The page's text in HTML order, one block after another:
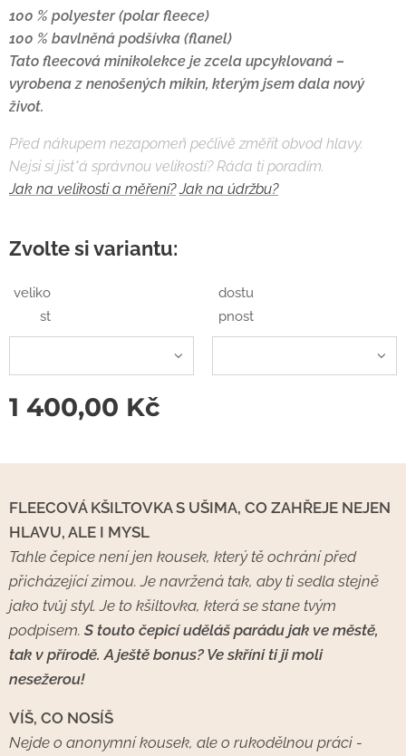
100 % polyester (polar fleece)
100 % bavlněná podšívka (flanel)
Tato fleecová minikolekce je zcela upcyklovaná –
vyrobena z nenošených mikin, kterým jsem dala nový
život.
Před nákupem nezapomeň pečlivě změřit obvod hlavy.
Nejsi si jist*á správnou velikostí? Ráda ti poradím.
Jak na velikosti a měření? Jak na údržbu?
Zvolte si variantu:
veliko
st
dostu
pnost
1 400,00 Kč
FLEECOVÁ KŠILTOVKA S UŠIMA, CO ZAHŘEJE NEJEN
HLAVU, ALE I MYSL
Tahle čepice není jen kousek, který tě ochrání před
přicházející zimou. Je navržená tak, aby ti sedla stejně
jako tvůj styl. Je to kšiltovka, která se stane tvým
podpisem. S touto čepicí uděláš parádu jak ve městě,
tak v přírodě. A ještě bonus? Ve skříni ti ji moli
nesežerou!
VÍŠ, CO NOSÍŠ
Nejde o anonymní kousek, ale o rukodělnou práci -